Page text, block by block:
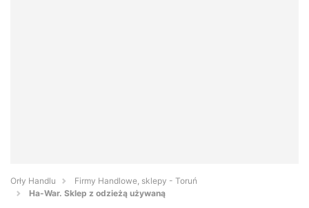
Orły Handlu
Firmy Handlowe, sklepy - Toruń
Ha-War. Sklep z odzieżą używaną